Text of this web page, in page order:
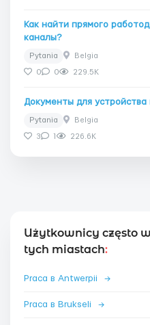
Как найти прямого
каналы?
Pytania Belgia
0 0 229.5K
Документы для устройства
Pytania Belgia
3 1 226.6K
Użytkownicy często
tych miastach:
Praca в Antwerpii →
Praca в Brukseli →